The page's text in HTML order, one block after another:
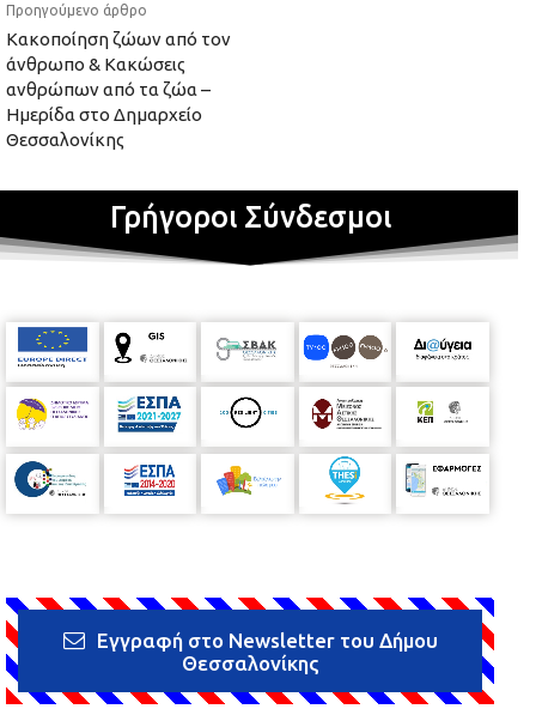
Προηγούμενο άρθρο
Κακοποίηση ζώων από τον
άνθρωπο & Κακώσεις
ανθρώπων από τα ζώα –
Ημερίδα στο Δημαρχείο
Θεσσαλονίκης
Γρήγοροι Σύνδεσμοι
Εγγραφή στο Newsletter του Δήμου
Θεσσαλονίκης